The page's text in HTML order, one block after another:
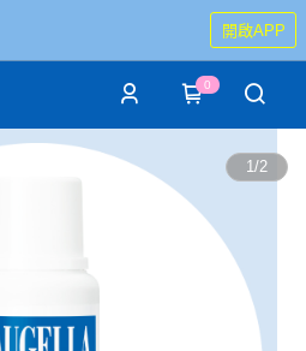
開啟APP
0
1/2